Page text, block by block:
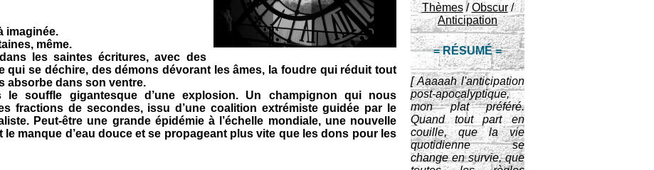
Thèmes/Obscur/
Anticipation
= RÉSUMÉ =
[ Aaaaah l'anticipation
post-apocalyptique,
mon plat préféré.
Quand tout part en
couille, que la vie
quotidienne se
change en survie, que
imaginée.
même.
les saintes écritures, avec des
qui se déchire, des démons dévorant les âmes, la foudre qui réduit tout
absorbe dans son ventre.
le souffle gigantesque d’une explosion. Un champignon qui nous
fractions de secondes, issu d’une coalition extrémiste guidée par le
Peut-être une grande épidémie à l’échelle mondiale, une nouvelle
le manque d’eau douce et se propageant plus vite que les dons pour les